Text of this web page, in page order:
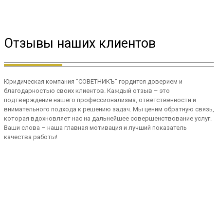
Отзывы наших клиентов
Юридическая компания "СОВЕТНИКЪ" гордится доверием и
благодарностью своих клиентов. Каждый отзыв – это
подтверждение нашего профессионализма, ответственности и
внимательного подхода к решению задач. Мы ценим обратную связь,
которая вдохновляет нас на дальнейшее совершенствование услуг.
Ваши слова – наша главная мотивация и лучший показатель
качества работы!